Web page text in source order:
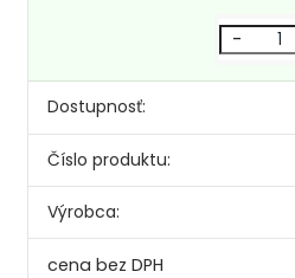
Dostupnosť:
Číslo produktu:
Výrobca:
-